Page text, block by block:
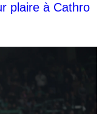
plaire à Cathro